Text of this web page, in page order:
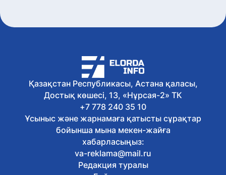
Қазақстан Республикасы, Астана қаласы,
Достық көшесі, 13, «Нұрсая-2» ТК
+7 778 240 35 10
Ұсыныс және жарнамаға қатысты сұрақтар
бойынша мына мекен-жайға
хабарласыңыз:
va-reklama@mail.ru
Редакция туралы